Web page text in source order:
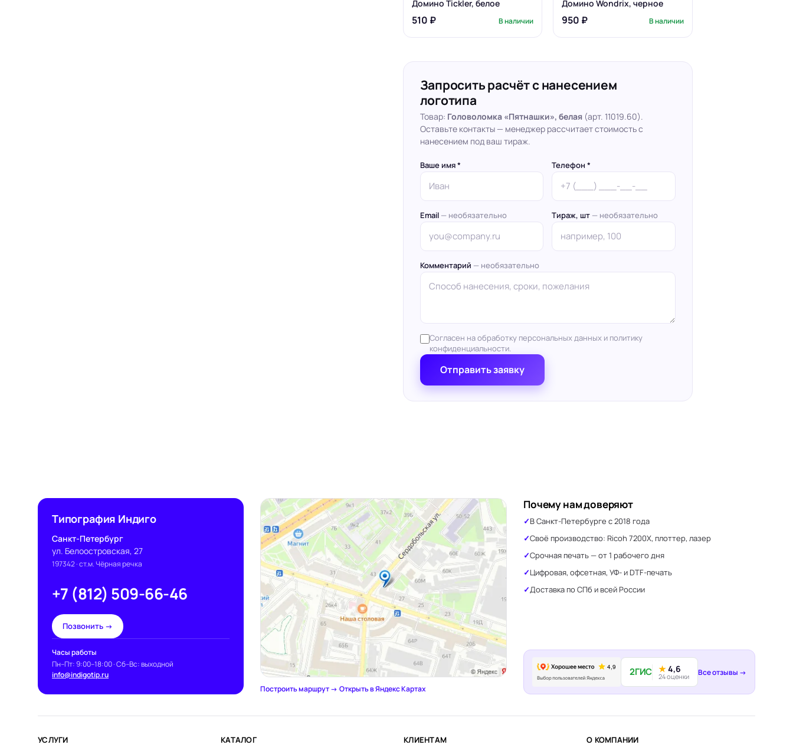
Домино Tickler, белое
510 ₽ В наличии
Домино Wondrix, черное
950 ₽ В наличии
Запросить расчёт с нанесением
логотипа
Товар: Головоломка «Пятнашки», белая(арт. 11019.60).
Оставьте контакты — менеджер рассчитает стоимость с
нанесением под ваш тираж.
Ваше имя * Телефон *
Email — необязательно Тираж, шт — необязательно
Комментарий — необязательно
Согласен на обработку персональных данных и политику
конфиденциальности.
Отправить заявку
Типография Индиго
Санкт-Петербург
ул. Белоостровская, 27
197342· ст.м. Чёрная речка
+7 (812) 509-66-46
Позвонить →
Часы работы
Пн–Пт: 9:00–18:00 · Сб–Вс: выходной
info@indigotip.ru
Построить маршрут →·Открыть в Яндекс Картах
Почему нам доверяют
В Санкт-Петербурге с 2018 года
Своё производство: Ricoh 7200X, плоттер, лазер
Срочная печать — от 1 рабочего дня
Цифровая, офсетная, УФ- и DTF-печать
Доставка по СПб и всей России
2ГИС ★4,6
24 оценки Все отзывы →
УСЛУГИ КАТАЛОГ КЛИЕНТАМ О КОМПАНИИ